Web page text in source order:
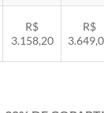
R$
3.158,20
R$